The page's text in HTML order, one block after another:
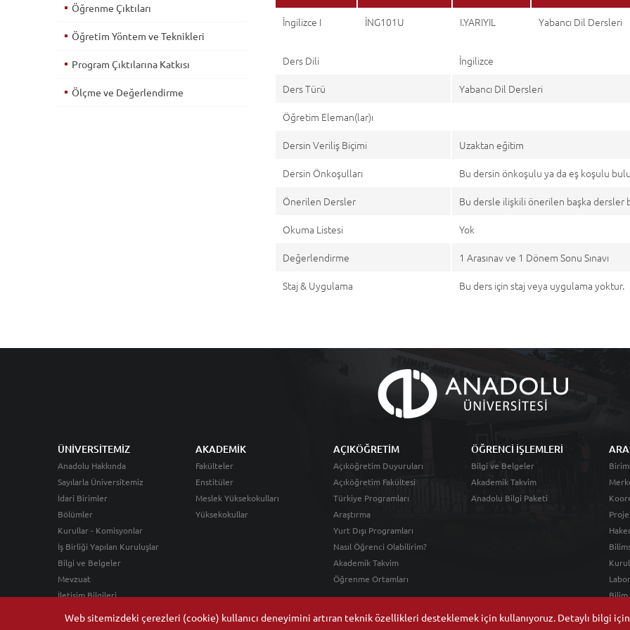
İngilizce I İNG101U I.YARIYIL Yabancı Dil Dersleri
Ders Dili
İngilizce
Ders Türü
Yabancı Dil Dersleri
Öğretim Eleman(lar)ı
Dersin Veriliş Biçimi
Uzaktan eğitim
Dersin Önkoşulları
Bu dersin önkoşulu ya da eş koşulu
Önerilen Dersler
Bu dersle ilişkili önerilen başka dersler
Okuma Listesi
Yok
Değerlendirme
1 Arasınav ve 1 Dönem Sonu Sınavı
Staj & Uygulama
Bu ders için staj veya uygulama yoktur.
Öğrenme Çıktıları
Öğretim Yöntem ve Teknikleri
Program Çıktılarına Katkısı
Ölçme ve Değerlendirme
Web sitemizdeki çerezleri (cookie) kullanıcı deneyimini artıran teknik özellikleri desteklemek için kullanıyoruz. Detaylı bilgi için
ÜNİVERSİTEMİZ
Anadolu Hakkında
Sayılarla Üniversitemiz
İdari Birimler
Bölümler
Kurullar - Komisyonlar
İş Birliği Yapılan Kuruluşlar
Bilgi ve Belgeler
Mevzuat
İletişim Bilgileri
AKADEMİK
Fakülteler
Enstitüler
Meslek Yüksekokulları
Yüksekokullar
AÇIKÖĞRETİM
Açıköğretim Duyuruları
Açıköğretim Fakültesi
Türkiye Programları
Araştırma
Yurt Dışı Programları
Nasıl Öğrenci Olabilirim?
Akademik Takvim
Öğrenme Ortamları
ÖĞRENCİ İŞLEMLERİ
Bilgi ve Belgeler
Akademik Takvim
Anadolu Bilgi Paketi
Bilim